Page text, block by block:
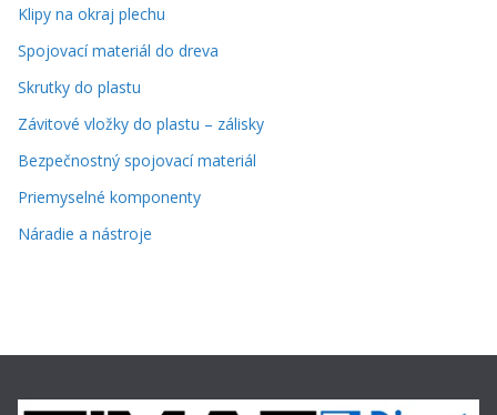
Klipy na okraj plechu
Spojovací materiál do dreva
Skrutky do plastu
Závitové vložky do plastu – zálisky
Bezpečnostný spojovací materiál
Priemyselné komponenty
Náradie a nástroje